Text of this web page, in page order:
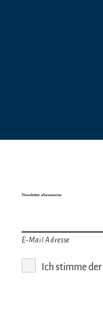
Newsletter abonnieren
E-Mail Adresse
Ich stimme der